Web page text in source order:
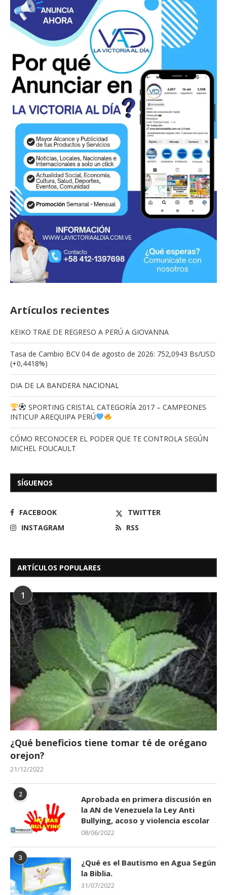
Artículos recientes
KEIKO TRAE DE REGRESO A PERÚ A GIOVANNA
Tasa de Cambio BCV 04 de agosto de 2026: 752,0943 Bs/USD
(+0,4418%)
DIA DE LA BANDERA NACIONAL
SPORTING CRISTAL CATEGORÍA 2017 – CAMPEONES
INTICUP AREQUIPA PERÚ
CÓMO RECONOCER EL PODER QUE TE CONTROLA SEGÚN
MICHEL FOUCAULT
SÍGUENOS
FACEBOOK
TWITTER
INSTAGRAM
RSS
ARTÍCULOS POPULARES
1
¿Qué beneficios tiene tomar té de orégano
orejon?
21/12/2022
2
Aprobada en primera discusión en
la AN de Venezuela la Ley Anti
Bullying, acoso y violencia escolar
08/06/2022
3
¿Qué es el Bautismo en Agua Según
la Biblia.
31/07/2022